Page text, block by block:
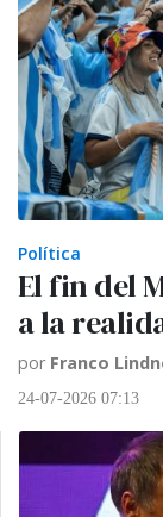
Política
El fin del
a la
por Franco
24-07-2026 07:13